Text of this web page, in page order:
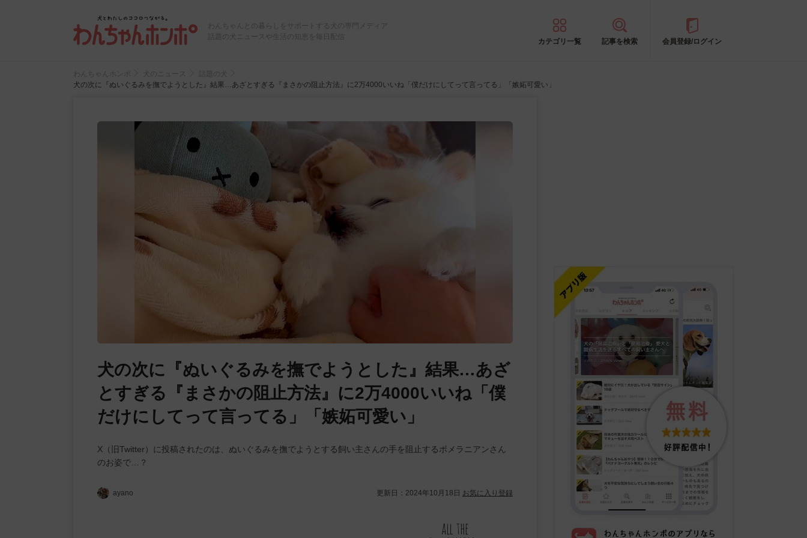
わんちゃんとの暮らしをサポートする犬の専門メディア
話題の犬ニュースや生活の知恵を毎日配信
カテゴリ一覧 記事を検索 会員登録/ログイン
わんちゃんホンポ 犬のニュース
話題の犬
犬の次に『ぬいぐるみを撫でようとした』結果…あざとすぎる『まさかの阻止方法』に2万4000いいね「僕だけにしてって言ってる」「嫉妬可愛い」
犬の次に『ぬいぐるみを撫でようとした』結果…あざ
とすぎる『まさかの阻止方法』に2万4000いいね「僕
だけにしてって言ってる」「嫉妬可愛い」
X（旧Twitter）に投稿されたのは、ぬいぐるみを撫でようとする飼い主さんの手を阻止するポメラニアンさん
のお姿で…？
ayano 更新日： 2024年10月18日 お気に入り登録